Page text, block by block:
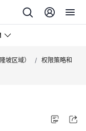
坡区域） / 权限策略和